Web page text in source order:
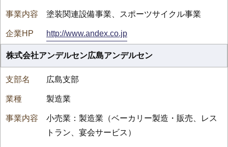
塗装関連設備事業、スポーツサイクル事業
http://www.andex.co.jp
株式会社アンデルセン広島アンデルセン
広島支部
製造業
小売業：製造業（ベーカリー製造・販売、レス
トラン、宴会サービス）